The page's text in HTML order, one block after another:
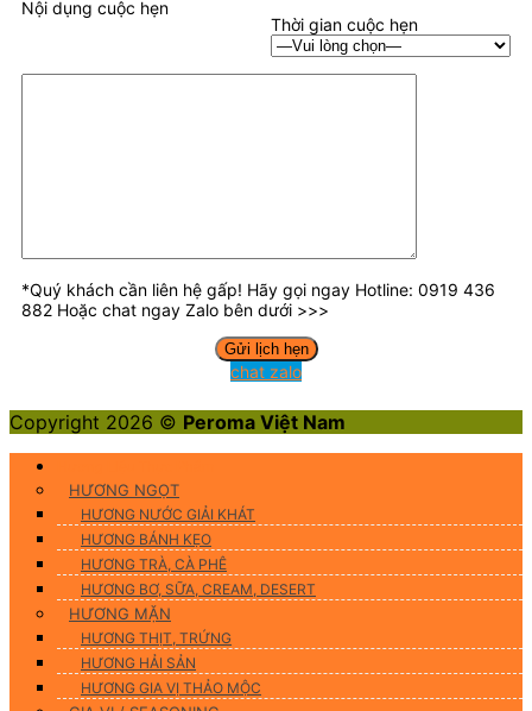
Thời gian cuộc hẹn
Nội dụng cuộc hẹn
*Quý khách cần liên hệ gấp! Hãy gọi ngay Hotline: 0919 436
882 Hoặc chat ngay Zalo bên dưới >>>
chat zalo
Copyright 2026 © Peroma Việt Nam
HƯƠNG NGỌT
HƯƠNG NƯỚC GIẢI KHÁT
HƯƠNG BÁNH KẸO
HƯƠNG TRÀ, CÀ PHÊ
HƯƠNG BƠ, SỮA, CREAM, DESERT
HƯƠNG MẶN
HƯƠNG THỊT, TRỨNG
HƯƠNG HẢI SẢN
HƯƠNG GIA VỊ THẢO MỘC